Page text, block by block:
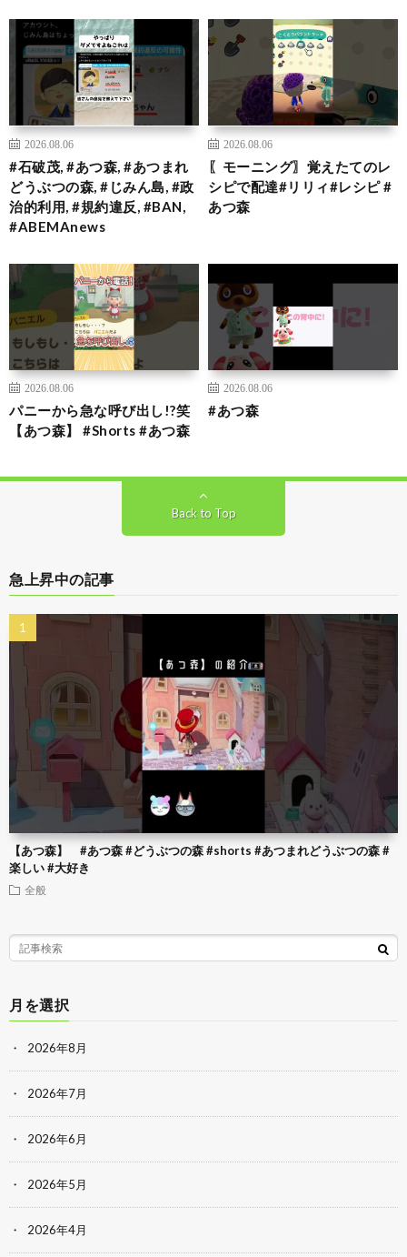
2026.08.06
#石破茂, #あつ森, #あつまれ
どうぶつの森, #じみん島, #政
治的利用, #規約違反, #BAN,
#ABEMAnews
2026.08.06
〖モーニング〗覚えたてのレ
シピで配達#リリィ#レシピ #
あつ森
2026.08.06
パニーから急な呼び出し!?笑
【あつ森】 #Shorts #あつ森
2026.08.06
#あつ森
Back to Top
急上昇中の記事
【あつ森】 #あつ森 #どうぶつの森 #shorts #あつまれどうぶつの森 #
楽しい #大好き
全般
月を選択
2026年8月
2026年7月
2026年6月
2026年5月
2026年4月